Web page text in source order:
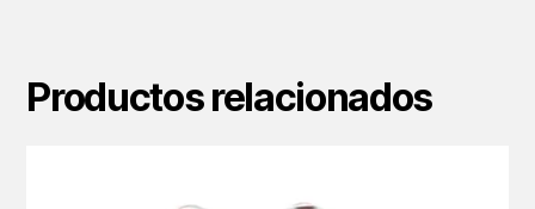
Productos relacionados